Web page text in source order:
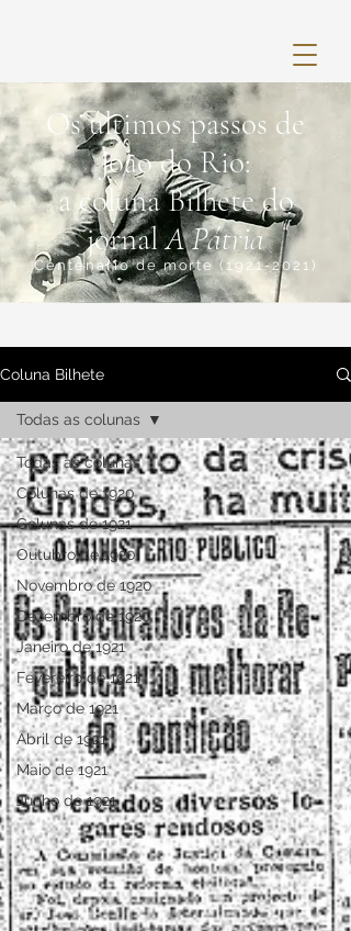
Coluna Bilhete
Todas as colunas
Colunas de 1920
Colunas de 1921
Outubro de 1920
Novembro de 1920
Dezembro de 1920
Janeiro de 1921
Fevereiro de 1921
Março de 1921
Abril de 1921
Maio de 1921
Junho de 1921
Todas as colunas
Os últimos passos de
João do Rio:
a coluna Bilhete do
jornalA Pátria
Centenário de morte(1921-2021)